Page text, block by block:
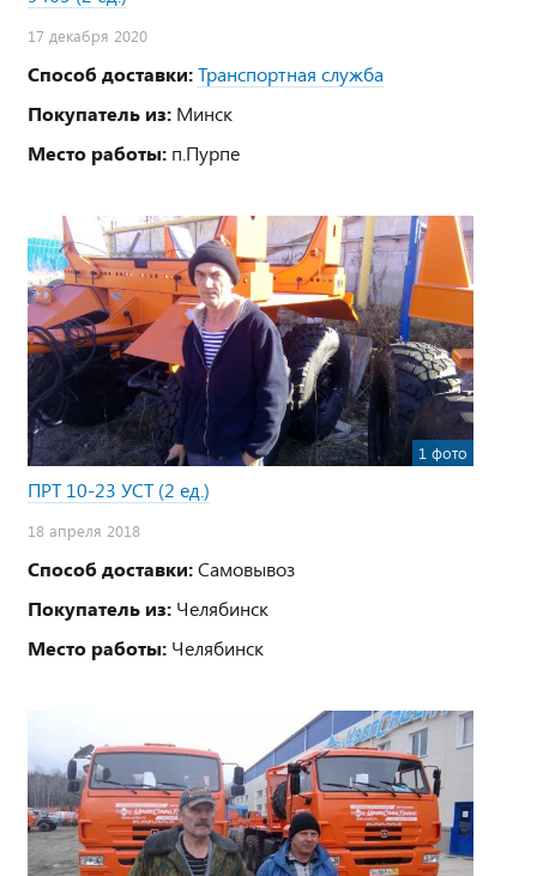
17 декабря 2020
Способ доставки:Транспортная служба
Покупатель из: Минск
Место работы: п.Пурпе
1 фото
ПРТ 10-23 УСТ (2 ед.)
18 апреля 2018
Способ доставки:Самовывоз
Покупатель из: Челябинск
Место работы: Челябинск